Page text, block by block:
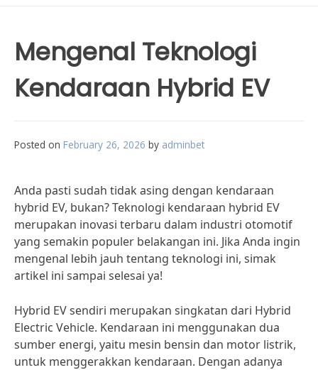
Mengenal Teknologi
Kendaraan Hybrid EV
Posted on February 26, 2026 by adminbet
Anda pasti sudah tidak asing dengan kendaraan
hybrid EV, bukan? Teknologi kendaraan hybrid EV
merupakan inovasi terbaru dalam industri otomotif
yang semakin populer belakangan ini. Jika Anda ingin
mengenal lebih jauh tentang teknologi ini, simak
artikel ini sampai selesai ya!
Hybrid EV sendiri merupakan singkatan dari Hybrid
Electric Vehicle. Kendaraan ini menggunakan dua
sumber energi, yaitu mesin bensin dan motor listrik,
untuk menggerakkan kendaraan. Dengan adanya